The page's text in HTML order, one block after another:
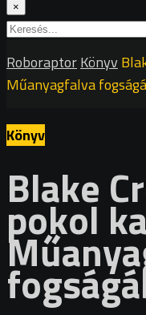
×
RoboraptorKönyv
Műanyagfalva
Könyv
Blake
pokol